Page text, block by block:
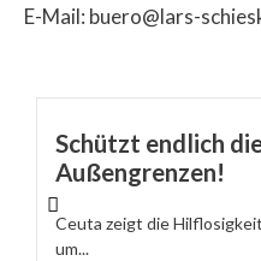
E-Mail: buero@lars-
Schützt endlich
Außengrenzen!
Ceuta zeigt die
um...